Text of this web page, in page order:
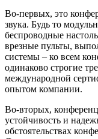
Во-первых, это
звука. Будь то
беспроводные
врезные пульты,
системы – ко всем
одинаково строгие
международной
опытом компании.
Во-вторых,
устойчивость и
обстоятельствах